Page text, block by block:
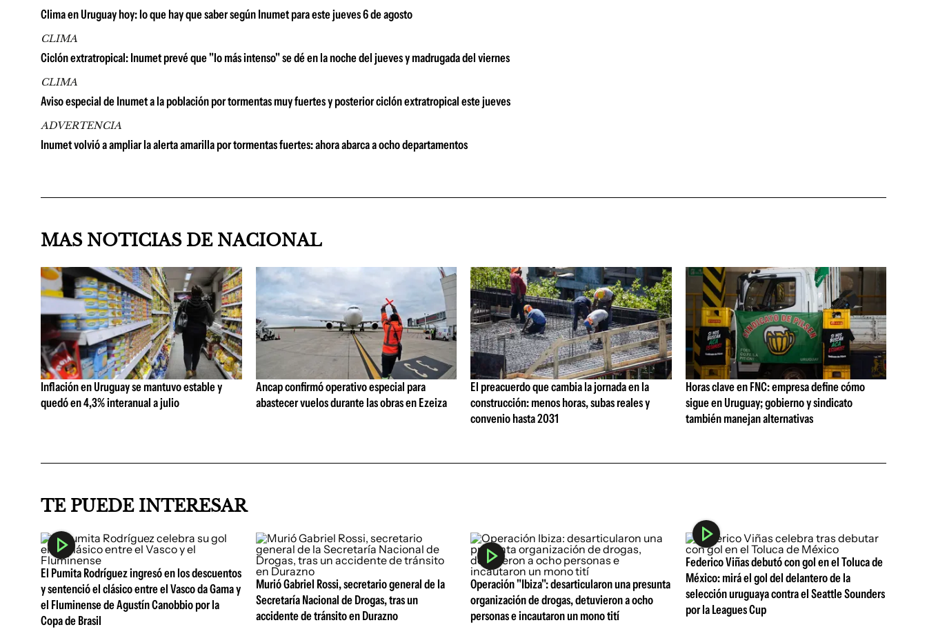
Clima en Uruguay hoy: lo que hay que saber según Inumet para este jueves 6 de agosto
CLIMA
Ciclón extratropical: Inumet prevé que "lo más intenso" se dé en la noche del jueves y madrugada del viernes
CLIMA
Aviso especial de Inumet a la población por tormentas muy fuertes y posterior ciclón extratropical este jueves
ADVERTENCIA
Inumet volvió a ampliar la alerta amarilla por tormentas fuertes: ahora abarca a ocho departamentos
MAS NOTICIAS DE NACIONAL
Inflación en Uruguay se mantuvo estable y
quedó en 4,3% interanual a julio
Ancap confirmó operativo especial para
abastecer vuelos durante las obras en Ezeiza
El preacuerdo que cambia la jornada en la
construcción: menos horas, subas reales y
convenio hasta 2031
Horas clave en FNC: empresa define cómo
sigue en Uruguay; gobierno y sindicato
también manejan alternativas
TE PUEDE INTERESAR
El Pumita Rodríguez ingresó en los descuentos
y sentenció el clásico entre el Vasco da Gama y
el Fluminense de Agustín Canobbio por la
Copa de Brasil
Murió Gabriel Rossi, secretario general de la
Secretaría Nacional de Drogas, tras un
accidente de tránsito en Durazno
Operación "Ibiza": desarticularon una presunta
organización de drogas, detuvieron a ocho
personas e incautaron un mono tití
Federico Viñas debutó con gol en el Toluca de
México: mirá el gol del delantero de la
selección uruguaya contra el Seattle Sounders
por la Leagues Cup